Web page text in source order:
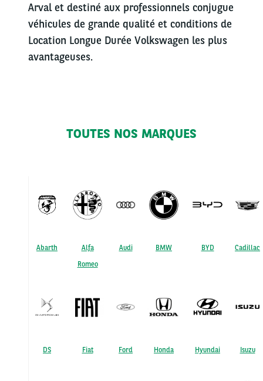
Arval et destiné aux professionnels conjugue
véhicules de grande qualité et conditions de
Location Longue Durée Volkswagen les plus
avantageuses.
TOUTES NOS MARQUES
Abarth
Alfa
Romeo
Audi BMW BYD Cadillac
DS Fiat Ford Honda Hyundai Isuzu